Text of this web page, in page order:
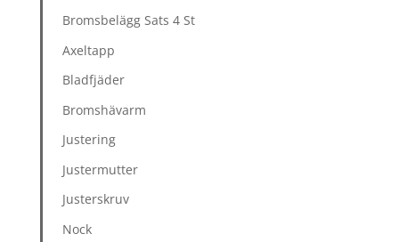
Bromsbelägg Sats 4 St
Axeltapp
Bladfjäder
Bromshävarm
Justering
Justermutter
Justerskruv
Nock